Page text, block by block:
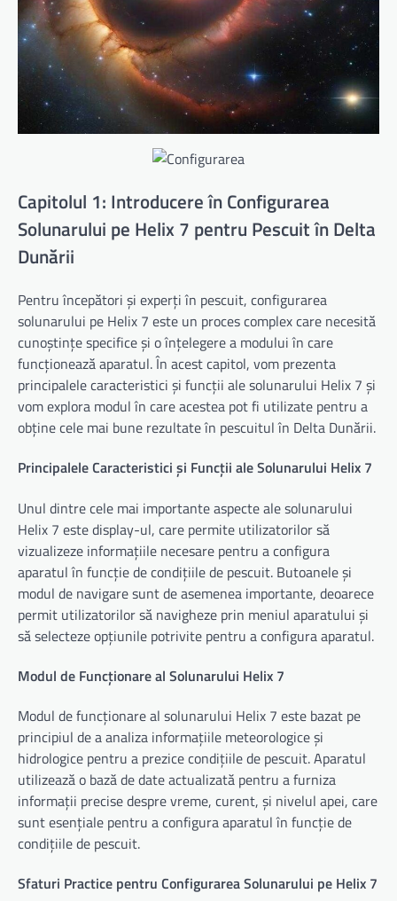
Capitolul 1: Introducere în Configurarea
Solunarului pe Helix 7 pentru Pescuit în Delta
Dunării
Pentru începători și experți în pescuit, configurarea
solunarului pe Helix 7 este un proces complex care necesită
cunoștințe specifice și o înțelegere a modului în care
funcționează aparatul. În acest capitol, vom prezenta
principalele caracteristici și funcții ale solunarului Helix 7 și
vom explora modul în care acestea pot fi utilizate pentru a
obține cele mai bune rezultate în pescuitul în Delta Dunării.
Principalele Caracteristici și Funcții ale Solunarului Helix 7
Unul dintre cele mai importante aspecte ale solunarului
Helix 7 este display-ul, care permite utilizatorilor să
vizualizeze informațiile necesare pentru a configura
aparatul în funcție de condițiile de pescuit. Butoanele și
modul de navigare sunt de asemenea importante, deoarece
permit utilizatorilor să navigheze prin meniul aparatului și
să selecteze opțiunile potrivite pentru a configura aparatul.
Modul de Funcționare al Solunarului Helix 7
Modul de funcționare al solunarului Helix 7 este bazat pe
principiul de a analiza informațiile meteorologice și
hidrologice pentru a prezice condițiile de pescuit. Aparatul
utilizează o bază de date actualizată pentru a furniza
informații precise despre vreme, curent, și nivelul apei, care
sunt esențiale pentru a configura aparatul în funcție de
condițiile de pescuit.
Sfaturi Practice pentru Configurarea Solunarului pe Helix 7